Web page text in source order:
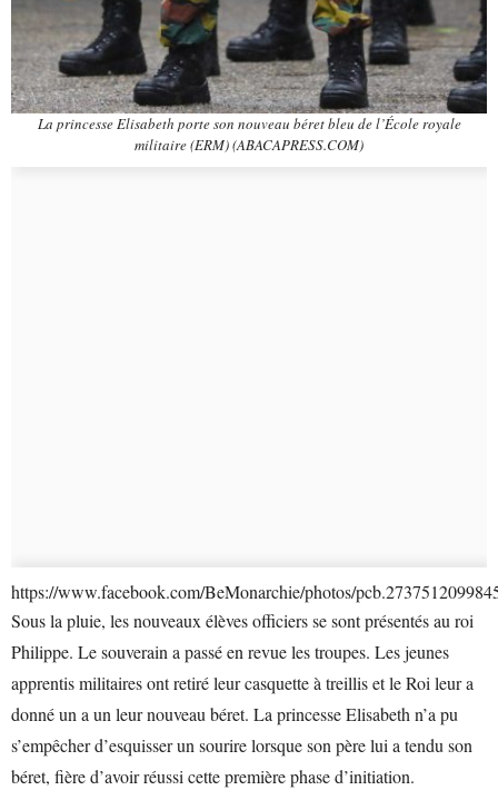
La princesse Elisabeth porte son nouveau béret bleu de l’École royale
militaire (ERM) (ABACAPRESS.COM)
https://www.facebook.com/BeMonarchie/photos/
Sous la pluie, les nouveaux élèves officiers se sont présentés au roi
Philippe. Le souverain a passé en revue les troupes. Les jeunes
apprentis militaires ont retiré leur casquette à treillis et le Roi leur a
donné un a un leur nouveau béret. La princesse Elisabeth n’a pu
s’empêcher d’esquisser un sourire lorsque son père lui a tendu son
béret, fière d’avoir réussi cette première phase d’initiation.